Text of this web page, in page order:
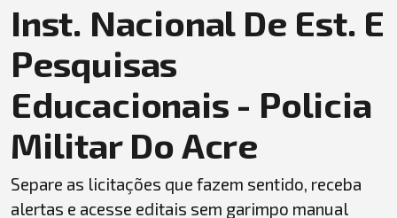
Inst. Nacional De Est. E
Pesquisas
Educacionais - Policia
Militar Do Acre
Separe as licitações que fazem sentido, receba
alertas e acesse editais sem garimpo manual